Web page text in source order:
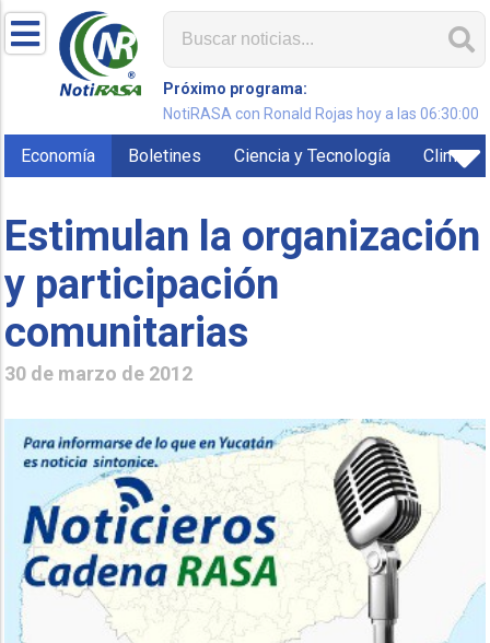
Próximo programa:
NotiRASA con Ronald Rojas hoy a las 06:30:00
Economía Boletines Ciencia y Tecnología Clima
Estimulan la organización
y participación
comunitarias
30 de marzo de 2012